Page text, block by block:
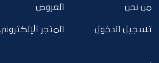
من نحن
تسجيل الدخول
العروض
المتجر الإلكتروني